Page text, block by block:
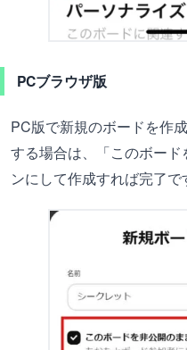
PCブラウザ版
PC版で新規のボードを作
する場合は、「このボー
ンにして作成すれば完了で